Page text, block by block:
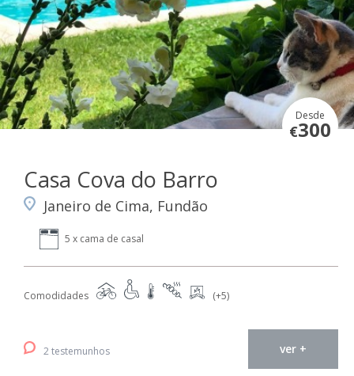
Desde
€300
Casa Cova do Barro
Janeiro de Cima, Fundão
5 x cama de casal
Comodidades (+5)
2 testemunhos ver +